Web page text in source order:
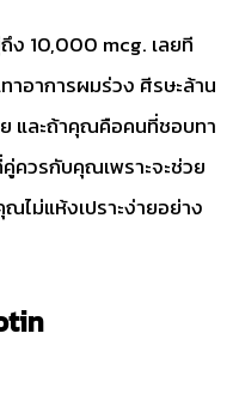
ง 10,000 mcg. เลยที
าอาการผมร่วง ศีรษะล้าน
และถ้าคุณคือคนที่ชอบทา
ควรกับคุณเพราะจะช่วย
ไม่แห้งเปราะง่ายอย่าง